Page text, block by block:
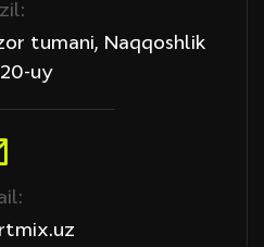
tumani, Naqqoshlik
uy